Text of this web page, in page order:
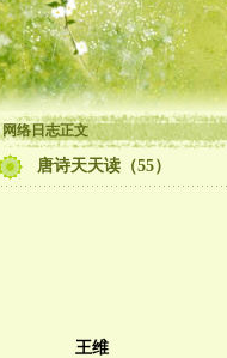
网络日志正文
唐诗天天读（55）
王维